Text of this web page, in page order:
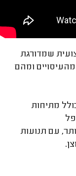
שמדורגת
ומהם
מתיחות
עם תנועות